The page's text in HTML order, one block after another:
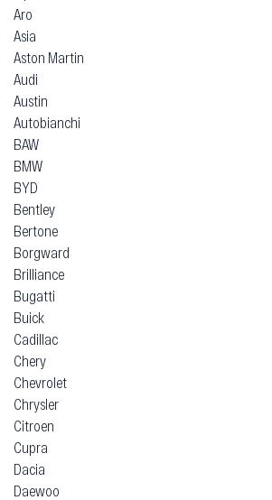
Aro
Asia
Aston Martin
Audi
Austin
Autobianchi
BAW
BMW
BYD
Bentley
Bertone
Borgward
Brilliance
Bugatti
Buick
Cadillac
Chery
Chevrolet
Chrysler
Citroen
Cupra
Dacia
Daewoo